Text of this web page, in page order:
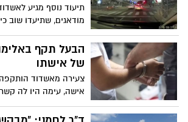
תיעוד נוסף מגיע
מודאגים, שתיעדו שוב
בצומת שדרות הרצל -
וחוצים את הצומת
לתאונה הבא נמצאת על
הבעל תקף
של אישתו
צעירה מאשדוד
אישה, עימה היו לה
הצעירה נזקקה לטיפול
במשטרה. הבעל נעצר